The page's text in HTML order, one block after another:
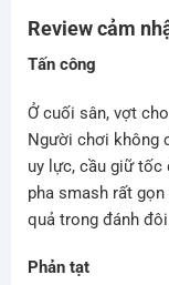
Review cảm
Tấn công
Ở cuối sân, vợt
Người chơi không
uy lực, cầu giữ
pha smash rất
quả trong đánh
Phản tạt